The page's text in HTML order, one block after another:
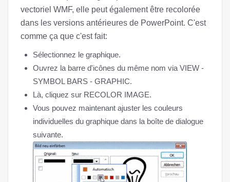
vectoriel WMF, elle peut également être recolorée
dans les versions antérieures de PowerPoint. C'est
comme ça que c'est fait:
Sélectionnez le graphique.
Ouvrez la barre d'icônes du même nom via VIEW -
SYMBOL BARS - GRAPHIC.
Là, cliquez sur RECOLOR IMAGE.
Vous pouvez maintenant ajuster les couleurs
individuelles du graphique dans la boîte de dialogue
suivante.